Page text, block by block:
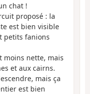
chat !
proposé : la
est bien visible
petits fanions
moins nette, mais
et aux cairns.
mais ça
est bien